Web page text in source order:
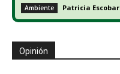
Ambiente Patricia Escobar
Opinión